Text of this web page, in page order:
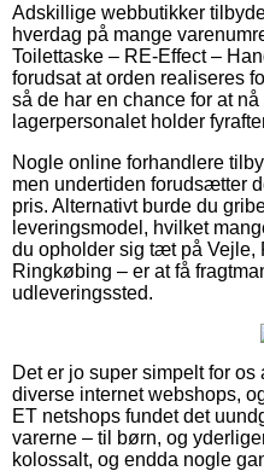
Adskillige webbutikker
hverdag på mange
Toilettaske – RE-Effect –
forudsat at orden realiseres
så de har en chance for at
lagerpersonalet holder
Nogle online forhandlere
men undertiden forudsætter
pris. Alternativt burde du
leveringsmodel, hvilket
du opholder sig tæt på Vejle,
Ringkøbing – er at få
udleveringssted.
Det er jo super simpelt for
diverse internet webshops,
ET netshops fundet det
varerne – til børn, og
kolossalt, og endda nogle